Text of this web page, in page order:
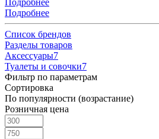
Подробнее
Подробнее
Список брендов
Разделы товаров
Аксессуары7
Туалеты и совочки7
Фильтр по параметрам
Сортировка
По популярности (возрастание)
Розничная цена